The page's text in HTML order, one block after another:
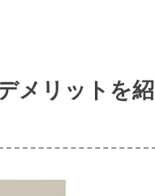
メリットを紹